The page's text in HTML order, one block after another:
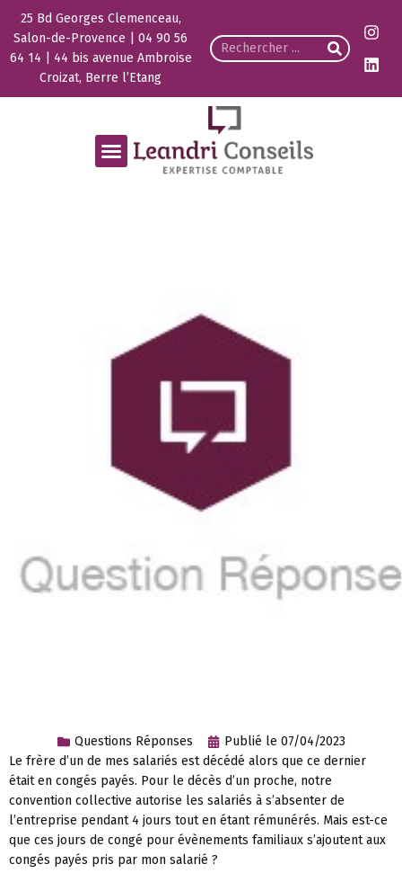
25 Bd Georges Clemenceau,
Salon-de-Provence | 04 90 56
64 14 | 44 bis avenue Ambroise
Croizat, Berre l’Etang
Questions Réponses Publié le 07/04/2023
Le frère d’un de mes salariés est décédé alors que ce dernier
était en congés payés. Pour le décès d’un proche, notre
convention collective autorise les salariés à s’absenter de
l’entreprise pendant 4 jours tout en étant rémunérés. Mais est-ce
que ces jours de congé pour évènements familiaux s’ajoutent aux
congés payés pris par mon salarié ?